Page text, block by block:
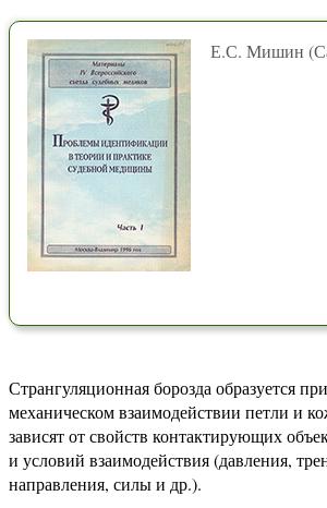
Е.С. Мишин
Странгуляционная борозда образуется
механическом взаимодействии петли и
зависят от свойств контактирующих
и условий взаимодействия (давления,
направления, силы и др.).